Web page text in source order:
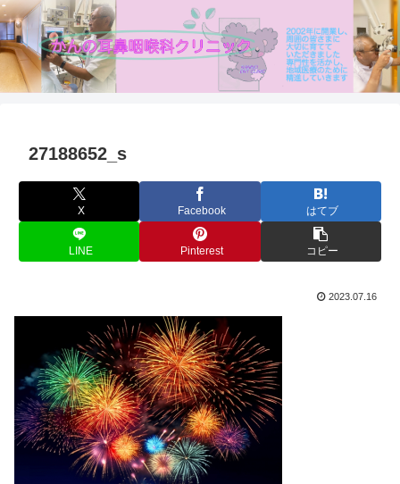
27188652_s
X Facebook はてブ
LINE Pinterest コピー
2023.07.16